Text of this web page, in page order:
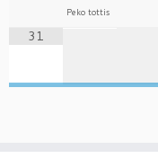
Peko tottis
31